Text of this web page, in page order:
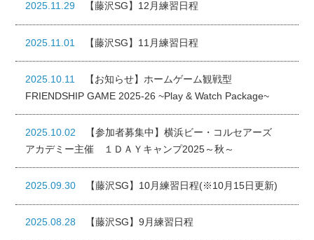
2025.11.29 【藤沢SG】12月練習日程
2025.11.01 【藤沢SG】11月練習日程
2025.10.11
【お知らせ】ホームゲーム観戦型
FRIENDSHIP GAME 2025-26 ~Play & Watch Package~
2025.10.02
【参加者募集中】横浜ビー・コルセアーズ
アカデミー主催 １ＤＡＹキャンプ2025～秋～
2025.09.30 【藤沢SG】10月練習日程(※10月15日更新)
2025.08.28 【藤沢SG】9月練習日程